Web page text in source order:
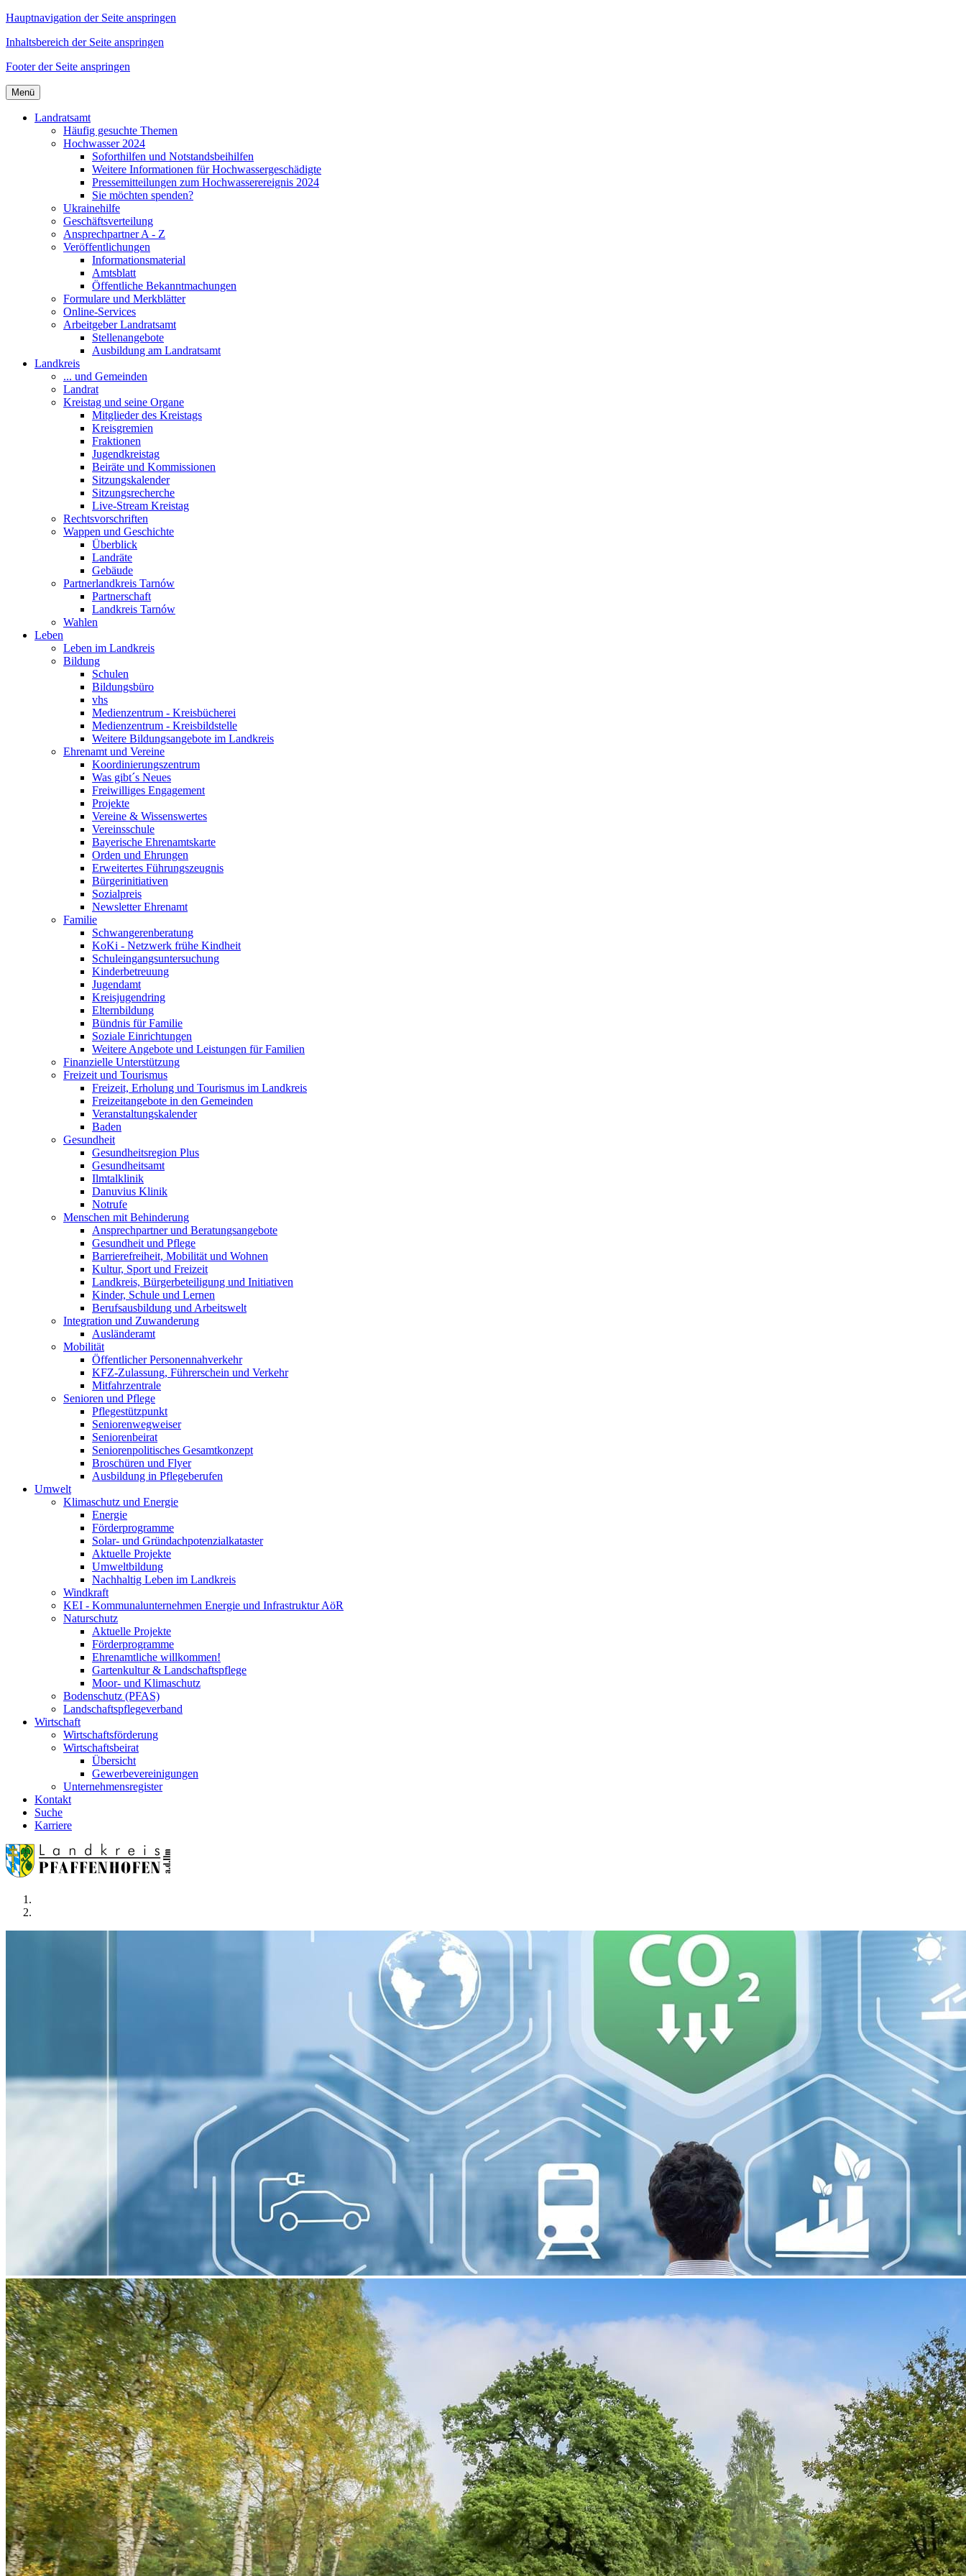
Hauptnavigation der Seite anspringen
Inhaltsbereich der Seite anspringen
Footer der Seite anspringen
Menü
Landratsamt
Häufig gesuchte Themen
Hochwasser 2024
Soforthilfen und Notstandsbeihilfen
Weitere Informationen für Hochwassergeschädigte
Pressemitteilungen zum Hochwasserereignis 2024
Sie möchten spenden?
Ukrainehilfe
Geschäftsverteilung
Ansprechpartner A - Z
Veröffentlichungen
Informationsmaterial
Amtsblatt
Öffentliche Bekanntmachungen
Formulare und Merkblätter
Online-Services
Arbeitgeber Landratsamt
Stellenangebote
Ausbildung am Landratsamt
Landkreis
... und Gemeinden
Landrat
Kreistag und seine Organe
Mitglieder des Kreistags
Kreisgremien
Fraktionen
Jugendkreistag
Beiräte und Kommissionen
Sitzungskalender
Sitzungsrecherche
Live-Stream Kreistag
Rechtsvorschriften
Wappen und Geschichte
Überblick
Landräte
Gebäude
Partnerlandkreis Tarnów
Partnerschaft
Landkreis Tarnów
Wahlen
Leben
Leben im Landkreis
Bildung
Schulen
Bildungsbüro
vhs
Medienzentrum - Kreisbücherei
Medienzentrum - Kreisbildstelle
Weitere Bildungsangebote im Landkreis
Ehrenamt und Vereine
Koordinierungszentrum
Was gibt´s Neues
Freiwilliges Engagement
Projekte
Vereine & Wissenswertes
Vereinsschule
Bayerische Ehrenamtskarte
Orden und Ehrungen
Erweitertes Führungszeugnis
Bürgerinitiativen
Sozialpreis
Newsletter Ehrenamt
Familie
Schwangerenberatung
KoKi - Netzwerk frühe Kindheit
Schuleingangsuntersuchung
Kinderbetreuung
Jugendamt
Kreisjugendring
Elternbildung
Bündnis für Familie
Soziale Einrichtungen
Weitere Angebote und Leistungen für Familien
Finanzielle Unterstützung
Freizeit und Tourismus
Freizeit, Erholung und Tourismus im Landkreis
Freizeitangebote in den Gemeinden
Veranstaltungskalender
Baden
Gesundheit
Gesundheitsregion Plus
Gesundheitsamt
Ilmtalklinik
Danuvius Klinik
Notrufe
Menschen mit Behinderung
Ansprechpartner und Beratungsangebote
Gesundheit und Pflege
Barrierefreiheit, Mobilität und Wohnen
Kultur, Sport und Freizeit
Landkreis, Bürgerbeteiligung und Initiativen
Kinder, Schule und Lernen
Berufsausbildung und Arbeitswelt
Integration und Zuwanderung
Ausländeramt
Mobilität
Öffentlicher Personennahverkehr
KFZ-Zulassung, Führerschein und Verkehr
Mitfahrzentrale
Senioren und Pflege
Pflegestützpunkt
Seniorenwegweiser
Seniorenbeirat
Seniorenpolitisches Gesamtkonzept
Broschüren und Flyer
Ausbildung in Pflegeberufen
Umwelt
Klimaschutz und Energie
Energie
Förderprogramme
Solar- und Gründachpotenzialkataster
Aktuelle Projekte
Umweltbildung
Nachhaltig Leben im Landkreis
Windkraft
KEI - Kommunalunternehmen Energie und Infrastruktur AöR
Naturschutz
Aktuelle Projekte
Förderprogramme
Ehrenamtliche willkommen!
Gartenkultur & Landschaftspflege
Moor- und Klimaschutz
Bodenschutz (PFAS)
Landschaftspflegeverband
Wirtschaft
Wirtschaftsförderung
Wirtschaftsbeirat
Übersicht
Gewerbevereinigungen
Unternehmensregister
Kontakt
Suche
Karriere